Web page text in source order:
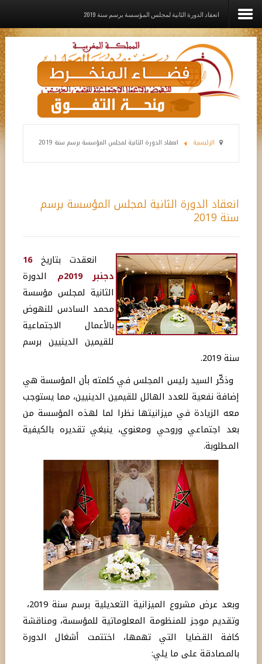
الرئيسية
المؤسســة
القيم الديني
اتصل بنا
انعقاد الدورة الثانية لمجلس المؤسسة برسم سنة 2019
الرئيسية انعقاد الدورة الثانية لمجلس المؤسسة برسم سنة 2019
انعقاد الدورة الثانية لمجلس المؤسسة برسم
سنة 2019
انعقدت بتاريخ 16
دجنبر2019 م
الدورة
الثانية لمجلس مؤسسة
محمد السادس للنهوض
بالأعمال
الاجتماعية
للقيمين الدينيين برسم
سنة2019.
وذكّر السيد رئيس المجلس في كلمته بأن المؤسسة هي
إضافة نفعية للعدد الهائل للقيمين الدينيين، مما يستوجب
معه الزيادة في ميزانيتها نظرا لما لهذه المؤسسة من
بعد اجتماعي وروحي ومعنوي، ينبغي تقديره بالكيفية
المطلوبة.
وبعد عرض مشروع الميزانية التعديلية برسم سنة2019
،
وتقديم موجز للمنظومة المعلوماتية للمؤسسة، ومناقشة
كافة القضايا التي تهمها، اختتمت أشغال الدورة
بالمصادقة على ما يلي: